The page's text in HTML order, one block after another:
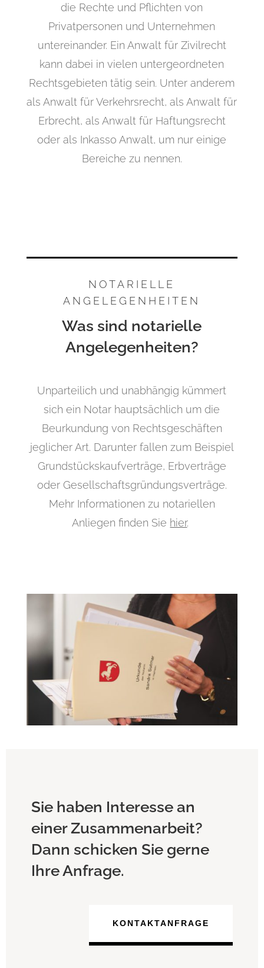
die Rechte und Pflichten von
Privatpersonen und Unternehmen
untereinander. Ein Anwalt für Zivilrecht
kann dabei in vielen untergeordneten
Rechtsgebieten tätig sein. Unter anderem
als Anwalt für Verkehrsrecht, als Anwalt für
Erbrecht, als Anwalt für Haftungsrecht
oder als Inkasso Anwalt, um nur einige
Bereiche zu nennen.
NOTARIELLE
ANGELEGENHEITEN
Was sind notarielle
Angelegenheiten?
Unparteilich und unabhängig kümmert
sich ein Notar hauptsächlich um die
Beurkundung von Rechtsgeschäften
jeglicher Art. Darunter fallen zum Beispiel
Grundstückskaufverträge, Erbverträge
oder Gesellschaftsgründungsverträge.
Mehr Informationen zu notariellen
Anliegen finden Sie hier.
Sie haben Interesse an
einer Zusammenarbeit?
Dann schicken Sie gerne
Ihre Anfrage.
KONTAKTANFRAGE